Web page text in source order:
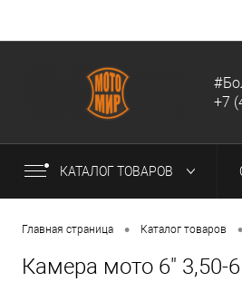
+7
КАТАЛОГ ТОВАРОВ
Главная страница • Каталог товаров •
Камера мото 6" 3,50-